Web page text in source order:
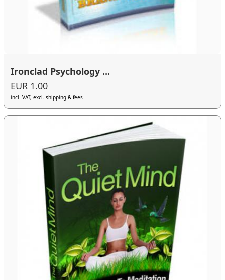
Ironclad Psychology ...
EUR 1.00
incl. VAT, excl. shipping & fees